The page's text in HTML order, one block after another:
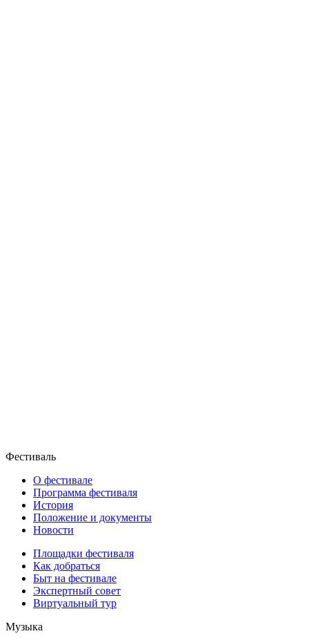
Фестиваль
О фестивале
Программа фестиваля
История
Положение и документы
Новости
Площадки фестиваля
Как добраться
Быт на фестивале
Экспертный совет
Виртуальный тур
Музыка